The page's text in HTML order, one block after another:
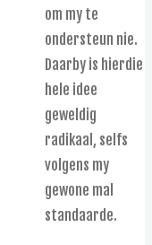
om my te
ondersteun nie.
Daarby is hierdie
hele idee
geweldig
radikaal, selfs
volgens my
gewone mal
standaarde.